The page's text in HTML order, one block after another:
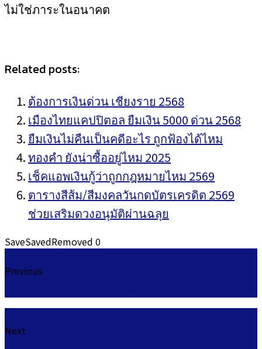
ไม่ใช่ภาระในอนาคต
Related posts:
ต้องการเงินด่วน เชียงราย 2568
เมืองไทยแคปปิตอล ยืมเงิน 5000 ด่วน 2568
ยืมเงินไม่คืนเป็นคดีอะไร ถูกฟ้องได้ไหม
ทองคำ ยังน่าซื้ออยู่ไหม 2025
เช็คแอพเงินกู้ว่าถูกกฎหมายไหม 2569
ตารางสีส้ม/สีมงคลวันกดบัตรเครดิต 2569
ช่วยเสริมดวงอนุมัติผ่านฉลุย
SaveSavedRemoved 0
Previous
Next